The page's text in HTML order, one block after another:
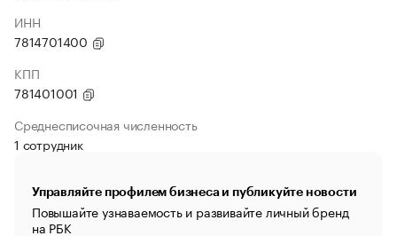
ИНН
7814701400
КПП
781401001
Среднесписочная численность
1 сотрудник
Управляйте профилем бизнеса и публикуйте новости
Повышайте узнаваемость и развивайте личный бренд
на РБК